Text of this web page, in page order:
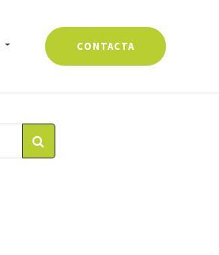
CONTACTA